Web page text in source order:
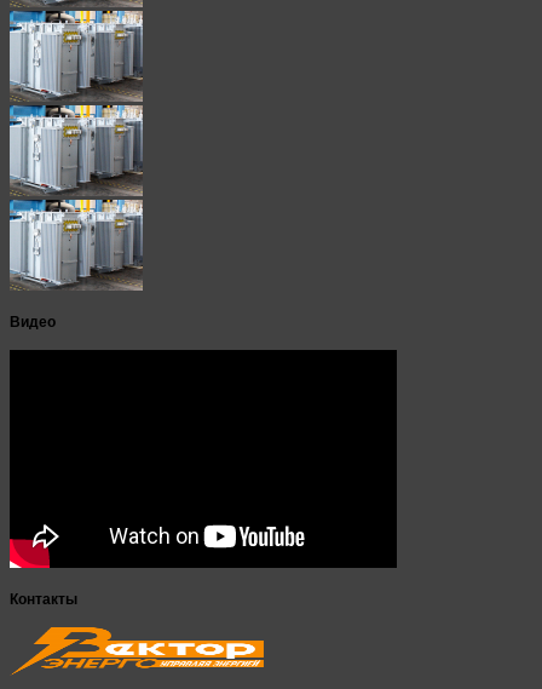
Видео
Контакты